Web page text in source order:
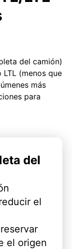
del camión)
(menos que
más
para
del
el
el origen